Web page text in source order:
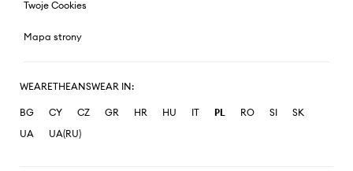
Twoje Cookies
Mapa strony
WEARETHEANSWEAR IN:
BG CY CZ GR HR HU IT PL RO SI
SK
UA
UA(RU)